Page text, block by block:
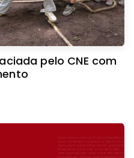
pelo CNE com